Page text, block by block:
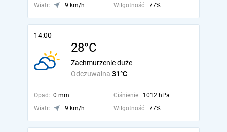
Wiatr:
9 km/h Wilgotność: 77%
14:00
28°C
Odczuwalna 31°C
Zachmurzenie duże
Opad: 0 mm Ciśnienie: 1012 hPa
Wiatr:
9 km/h Wilgotność: 77%